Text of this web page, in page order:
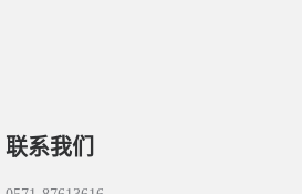
联系我们